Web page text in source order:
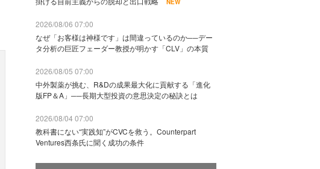
NEW
2026/08/06 07:00
なぜ「お客様は神様です」は間違っているのか──デー
タ分析の巨匠フェーダー教授が明かす「CLV」の本質
2026/08/05 07:00
中外製薬が挑む、R&Dの成果最大化に貢献する「進化
版FP＆A」──長期大型投資の意思決定の秘訣とは
2026/08/04 07:00
教科書にない“実践知”がCVCを救う。Counterpart
Ventures西条氏に聞く成功の条件